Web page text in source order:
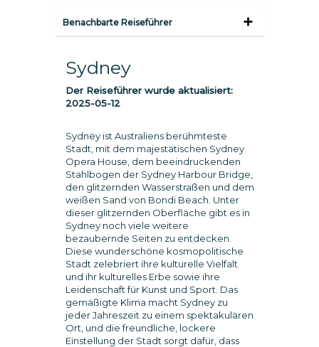
Benachbarte Reiseführer
Sydney
Der Reiseführer wurde aktualisiert:
2025-05-12
Sydney ist Australiens berühmteste
Stadt, mit dem majestätischen Sydney
Opera House, dem beeindruckenden
Stahlbogen der Sydney Harbour Bridge,
den glitzernden Wasserstraßen und dem
weißen Sand von Bondi Beach. Unter
dieser glitzernden Oberfläche gibt es in
Sydney noch viele weitere
bezaubernde Seiten zu entdecken.
Diese wunderschöne kosmopolitische
Stadt zelebriert ihre kulturelle Vielfalt
und ihr kulturelles Erbe sowie ihre
Leidenschaft für Kunst und Sport. Das
gemäßigte Klima macht Sydney zu
jeder Jahreszeit zu einem spektakulären
Ort, und die freundliche, lockere
Einstellung der Stadt sorgt dafür, dass